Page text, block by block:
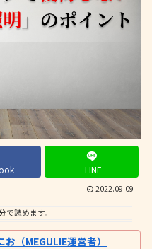
LINE
2022.09.09
で読めます。
（MEGULIE運営者）